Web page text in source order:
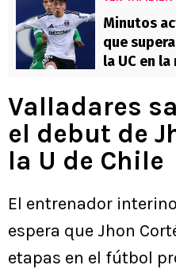
Minutos
que
la UC en la
Valladares
el debut de
la U de Chile
El entrenador
espera que Jhon
etapas en el fútbol